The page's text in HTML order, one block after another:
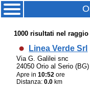
1000risultati nel raggio
Linea Verde Srl
Via G. Galilei snc
24050 Orio al Serio (BG)
Apre in10:52 ore
Distanza:0.0 km